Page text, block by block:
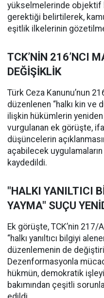
yükselmelerinde objektif
gerektiği belirtilerek,
eşitlik ilkelerinin
TCK’NİN 216’NCI
DEĞİŞİKLİK
Türk Ceza Kanunu’nun
düzenlenen “halkı kin ve
ilişkin hükümlerin
vurgulanan ek görüşte,
düşüncelerin
açabilecek
kaydedildi.
"HALKI YANILTICI
YAYMA" SUÇU
Ek görüşte, TCK’nin
“halkı yanıltıcı bilgiyi
düzenlemenin de
Dezenformasyonla
hükmün, demokratik
bakımından çeşitli